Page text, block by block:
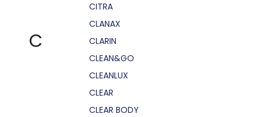
C
CITRA
CLANAX
CLARIN
CLEAN&GO
CLEANLUX
CLEAR
CLEAR BODY